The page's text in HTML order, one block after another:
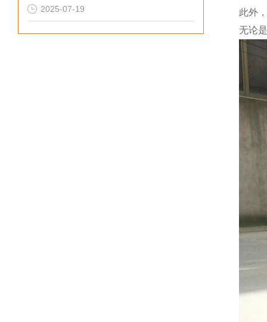
2025-07-19
此外
无论